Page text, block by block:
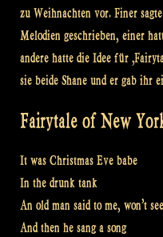
zu Weihnachten vor. Finer
Melodien geschrieben, einer
andere hatte die Idee für
sie beide Shane und er gab ihr
Fairytale of New
It was Christmas Eve babe
In the drunk tank
An old man said to me, won’t
And then he sang a song